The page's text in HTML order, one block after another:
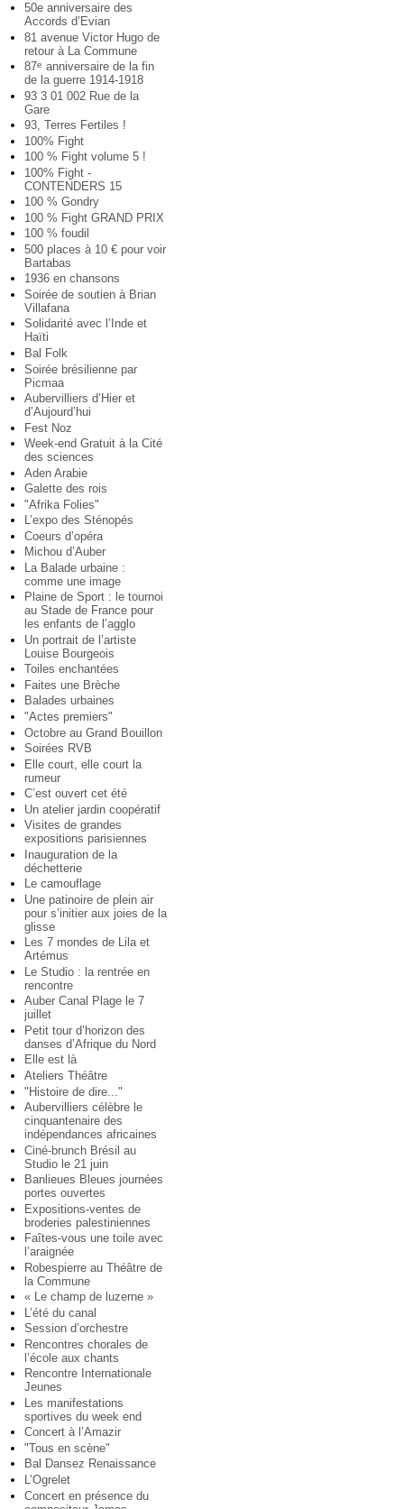
50e anniversaire des
Accords d’Evian
81 avenue Victor Hugo de
retour à La Commune
87e anniversaire de la fin
de la guerre 1914-1918
93 3 01 002 Rue de la
Gare
93, Terres Fertiles !
100% Fight
100 % Fight volume 5 !
100% Fight -
CONTENDERS 15
100 % Gondry
100 % Fight GRAND PRIX
100 % foudil
500 places à 10 € pour voir
Bartabas
1936 en chansons
Soirée de soutien à Brian
Villafana
Solidarité avec l’Inde et
Haïti
Bal Folk
Soirée brésilienne par
Picmaa
Aubervilliers d’Hier et
d’Aujourd’hui
Fest Noz
Week-end Gratuit à la Cité
des sciences
Aden Arabie
Galette des rois
"Afrika Folies"
L’expo des Sténopés
Coeurs d’opéra
Michou d’Auber
La Balade urbaine :
comme une image
Plaine de Sport : le tournoi
au Stade de France pour
les enfants de l’agglo
Un portrait de l’artiste
Louise Bourgeois
Toiles enchantées
Faites une Brèche
Balades urbaines
"Actes premiers"
Octobre au Grand Bouillon
Soirées RVB
Elle court, elle court la
rumeur
C’est ouvert cet été
Un atelier jardin coopératif
Visites de grandes
expositions parisiennes
Inauguration de la
déchetterie
Le camouflage
Une patinoire de plein air
pour s’initier aux joies de la
glisse
Les 7 mondes de Lila et
Artémus
Le Studio : la rentrée en
rencontre
Auber Canal Plage le 7
juillet
Petit tour d’horizon des
danses d’Afrique du Nord
Elle est là
Ateliers Théâtre
"Histoire de dire..."
Aubervilliers célèbre le
cinquantenaire des
indépendances africaines
Ciné-brunch Brésil au
Studio le 21 juin
Banlieues Bleues journées
portes ouvertes
Expositions-ventes de
broderies palestiniennes
Faîtes-vous une toile avec
l’araignée
Robespierre au Théâtre de
la Commune
« Le champ de luzerne »
L’été du canal
Session d’orchestre
Rencontres chorales de
l’école aux chants
Rencontre Internationale
Jeunes
Les manifestations
sportives du week end
Concert à l’Amazir
"Tous en scène"
Bal Dansez Renaissance
L’Ogrelet
Concert en présence du